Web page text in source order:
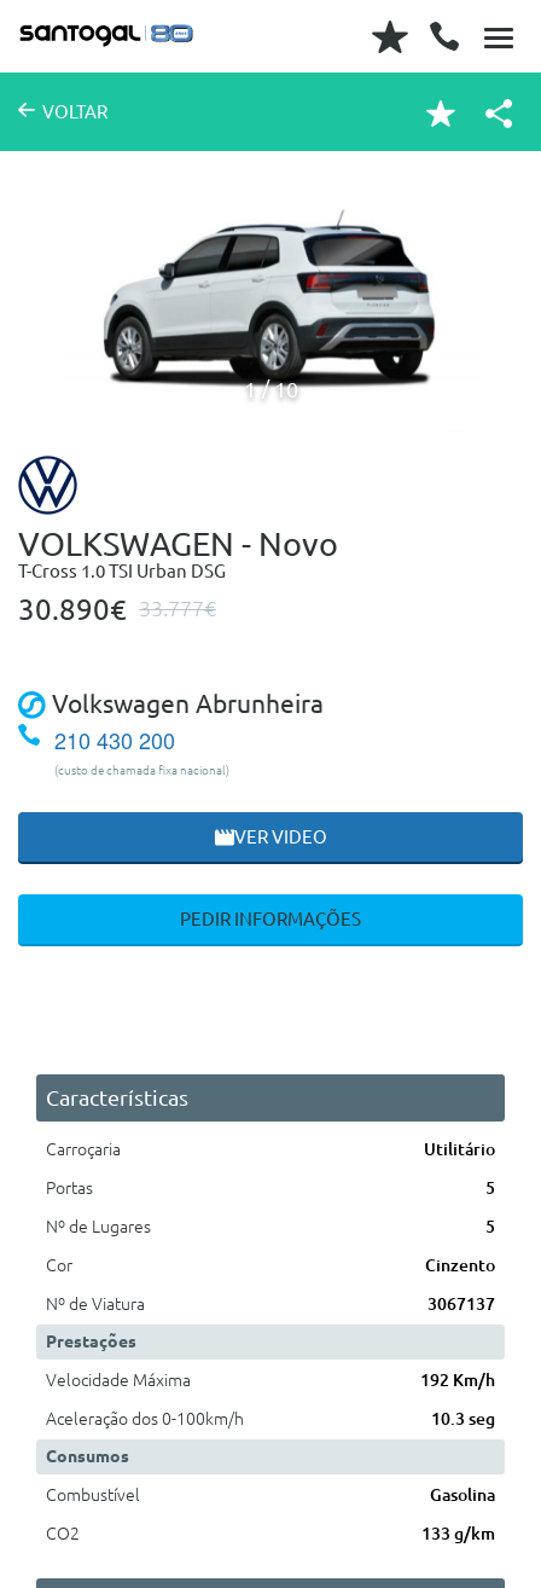
VOLTAR
1 10
VOLKSWAGEN - Novo
T-Cross 1.0 TSI Urban DSG
30.890€ 33.777€
Volkswagen Abrunheira
210 430 200
(custo de chamada fixa nacional)
VER VIDEO
PEDIR INFORMAÇÕES
Características
Carroçaria
Utilitário
Portas
5
Nº de Lugares
5
Cor
Cinzento
Nº de Viatura
3067137
Prestações
Velocidade Máxima
192 Km/h
Aceleração dos 0-100km/h
10.3 seg
Consumos
Combustível
Gasolina
CO2
133 g/km